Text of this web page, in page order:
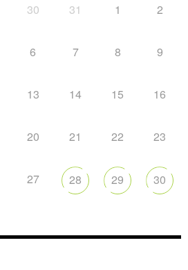
30 31 1 2
6 7 8 9
13 14 15 16
20 21 22 23
27 28 29 30